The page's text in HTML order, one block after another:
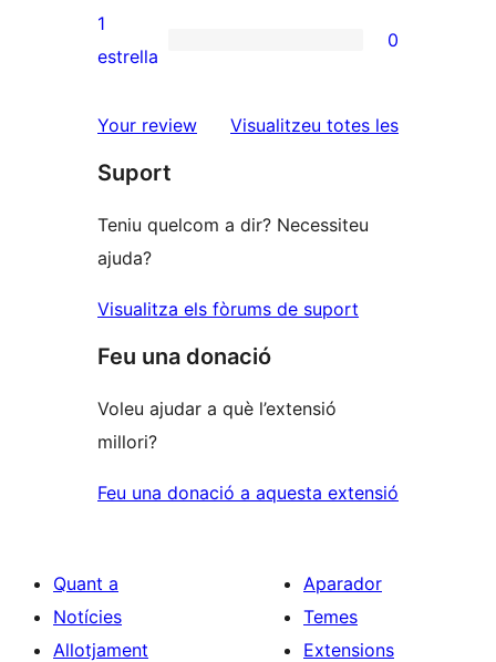
3
estrelles
valoracions
de
estrelles
0
de
estrelles
1
estrella
0
Your review Visualitzeu totes lesressenyes
Suport
Teniu quelcom a dir? Necessiteu
ajuda?
Visualitza els fòrums de suport
Feu una donació
Voleu ajudar a què l’extensió
millori?
Feu una donació a aquesta extensió
Quant a
Notícies
Allotjament
Aparador
Temes
Extensions